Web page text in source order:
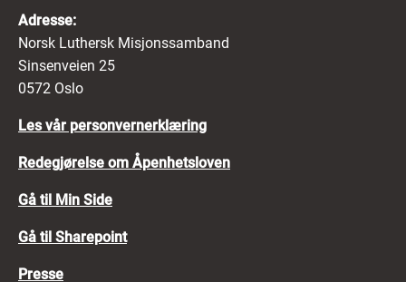
Adresse:
Norsk Luthersk Misjonssamband
Sinsenveien 25
0572 Oslo
Les vår personvernerklæring
Redegjørelse om Åpenhetsloven
Gå til Min Side
Gå til Sharepoint
Presse